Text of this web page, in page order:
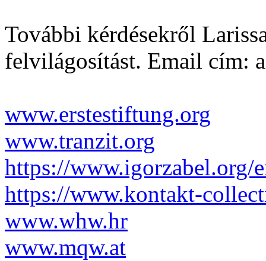
További kérdésekről
felvilágosítást. Email cím:
www.erstestiftung.org
www.tranzit.org
https://www.igorzabel.org/
https://www.kontakt-
www.whw.hr
www.mqw.at